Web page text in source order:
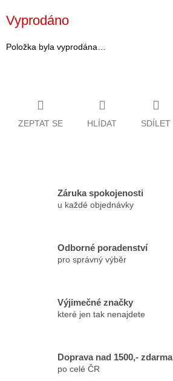
Prodejny
Přihlášení
cena:
Vyprodáno
Položka byla vyprodána…
ZEPTAT SE HLÍDAT SDÍLET
Záruka spokojenosti
u každé objednávky
Odborné poradenství
pro správný výběr
Výjimečné značky
které jen tak nenajdete
Doprava nad 1500,- zdarma
po celé ČR